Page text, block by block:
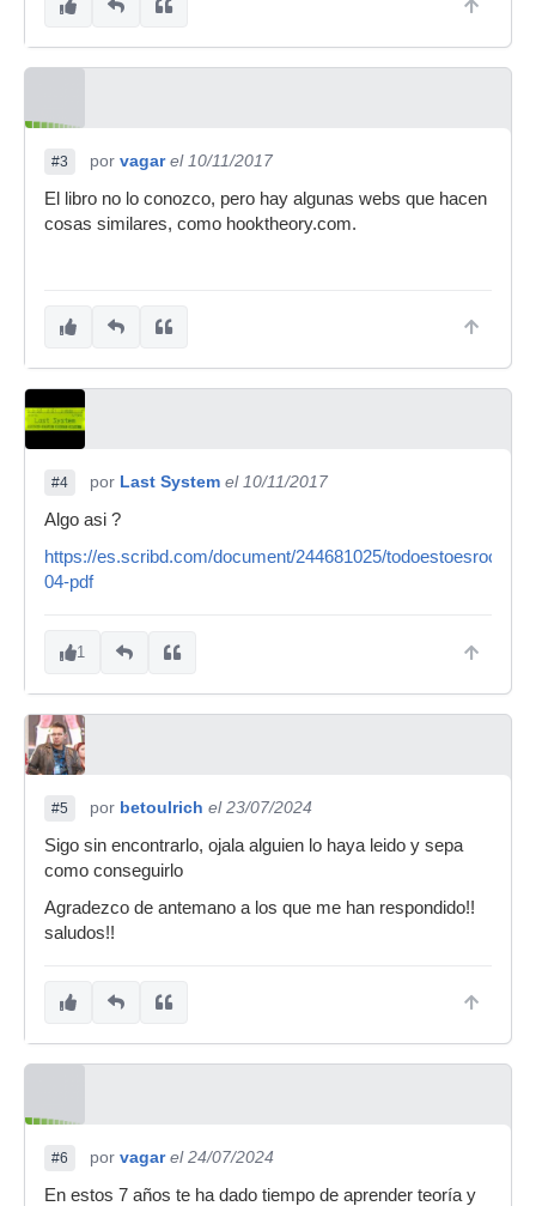
#3 por vagar el 10/11/2017
El libro no lo conozco, pero hay algunas webs que hacen
cosas similares, como hooktheory.com.
#4 por Last System el 10/11/2017
Algo asi ?
https://es.scribd.com/document/244681025/
04-pdf
1
#5 por betoulrich el 23/07/2024
Sigo sin encontrarlo, ojala alguien lo haya leido y sepa
como conseguirlo
Agradezco de antemano a los que me han respondido!!
saludos!!
#6 por vagar el 24/07/2024
En estos 7 años te ha dado tiempo de aprender teoría y